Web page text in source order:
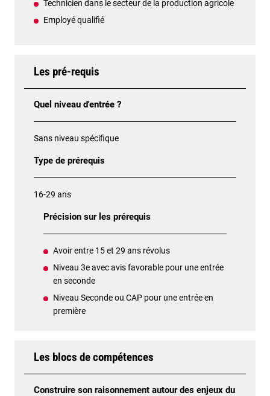
Technicien dans le secteur de la production agricole
Employé qualifié
Les pré-requis
Quel niveau d'entrée ?
Sans niveau spécifique
Type de prérequis
16-29 ans
Précision sur les prérequis
Avoir entre 15 et 29 ans révolus
Niveau 3e avec avis favorable pour une entrée
en seconde
Niveau Seconde ou CAP pour une entrée en
première
Les blocs de compétences
Construire son raisonnement autour des enjeux du